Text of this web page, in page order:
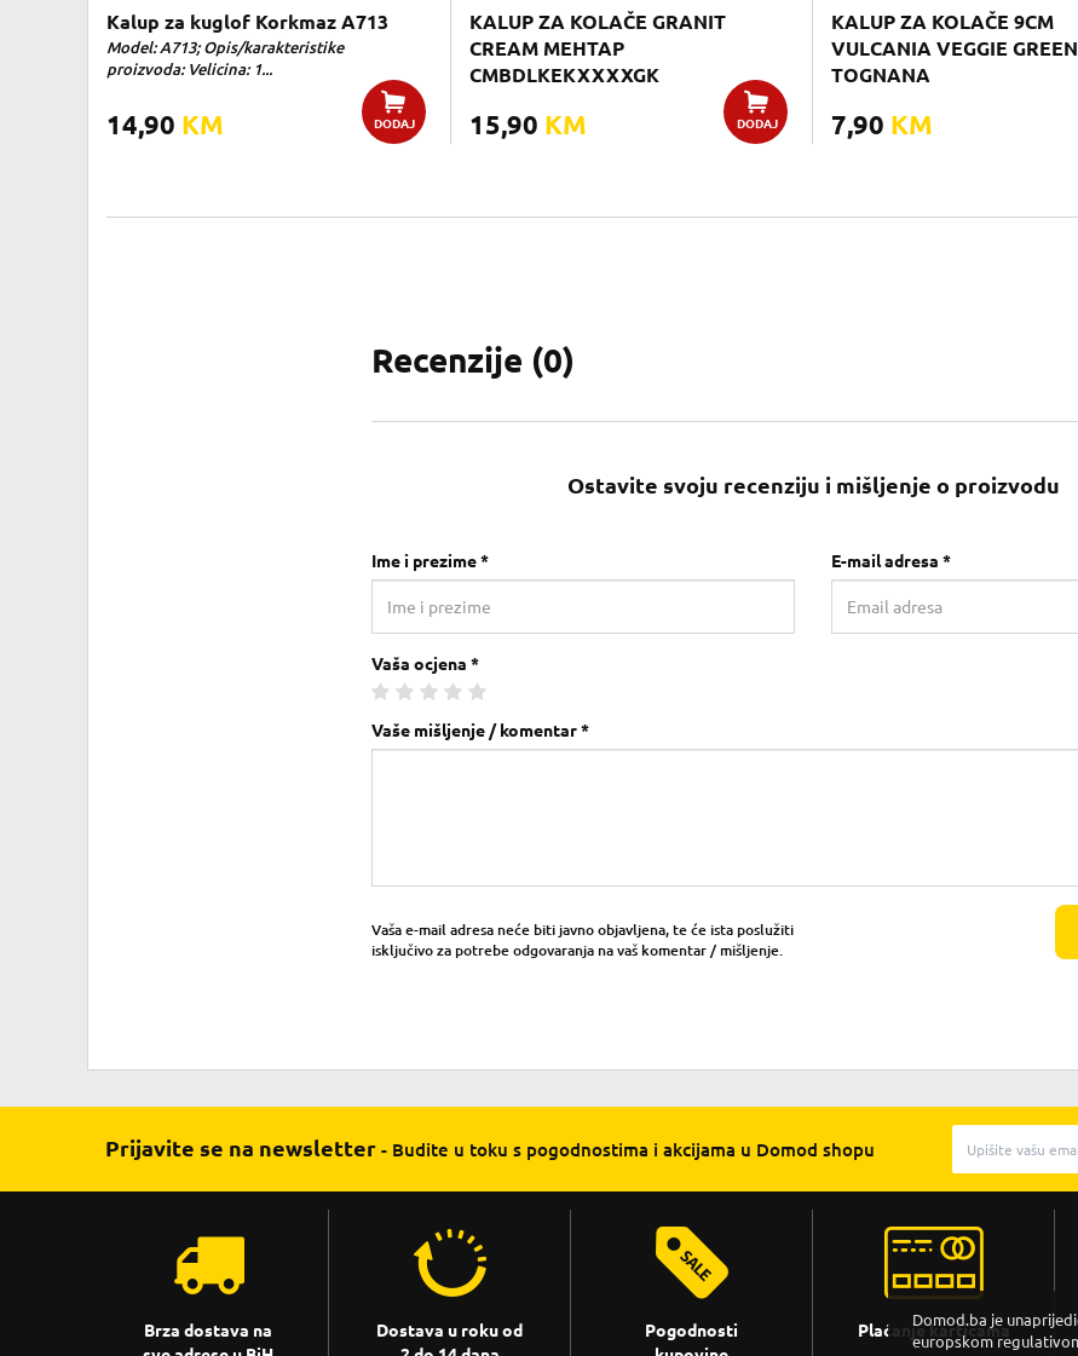
Kalup za kuglof Korkmaz A713
Model: A713; Opis/karakteristike
proizvoda: Velicina: 1...
14,90 KM DODAJ
KALUP ZA KOLAČE GRANIT
CREAM MEHTAP
CMBDLKEKXXXXGK
15,90 KM DODAJ
KALUP ZA KOLAČE 9CM
VULCANIA VEGGIE GREEN
TOGNANA
7,90 KM
Recenzije (0)
Ostavite svoju recenziju i mišljenje o proizvodu
Ime i prezime * E-mail adresa *
Vaša ocjena *
Vaše mišljenje / komentar *
Vaša e-mail adresa neće biti javno objavljena, te će ista poslužiti
isključivo za potrebe odgovaranja na vaš komentar / mišljenje.
Prijavite se na newsletter - Budite u toku s pogodnostima i akcijama u Domod shopu
Brza dostava na
Dostava u roku od
Pogodnosti
Plaćanje karticama
Domod.ba je
europskom